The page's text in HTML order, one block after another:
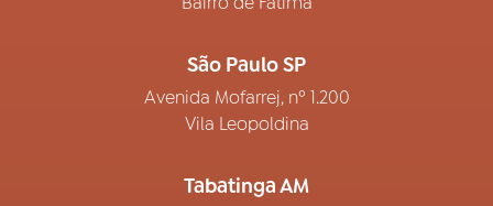
São Paulo SP
Avenida Mofarrej, nº 1.200
Vila Leopoldina
Tabatinga AM